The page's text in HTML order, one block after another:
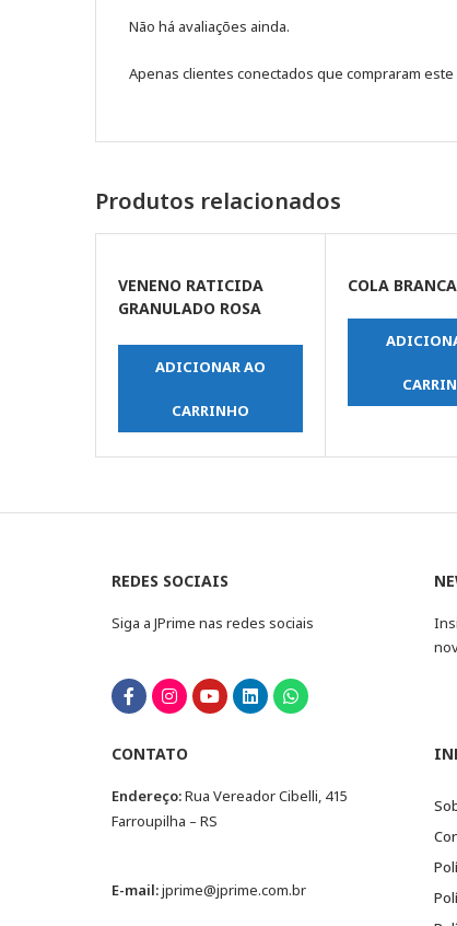
Não há avaliações ainda.
Apenas clientes conectados que compraram
Produtos relacionados
VENENO RATICIDA
GRANULADO ROSA
ADICIONAR AO
CARRINHO
COLA
REDES SOCIAIS
Siga a JPrime nas redes sociais
CONTATO
Endereço:Rua Vereador Cibelli, 415
Farroupilha – RS
E-mail:jprime@jprime.com.br